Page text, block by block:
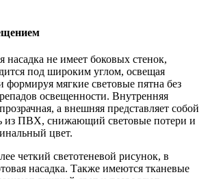
не имеет боковых стенок,
под широким углом, освещая
мягкие световые пятна без
освещенности. Внутренняя
а внешняя представляет собой
из ПВХ, снижающий световые потери и
цвет.
четкий светотеневой рисунок, в
насадка. Также имеются тканевые